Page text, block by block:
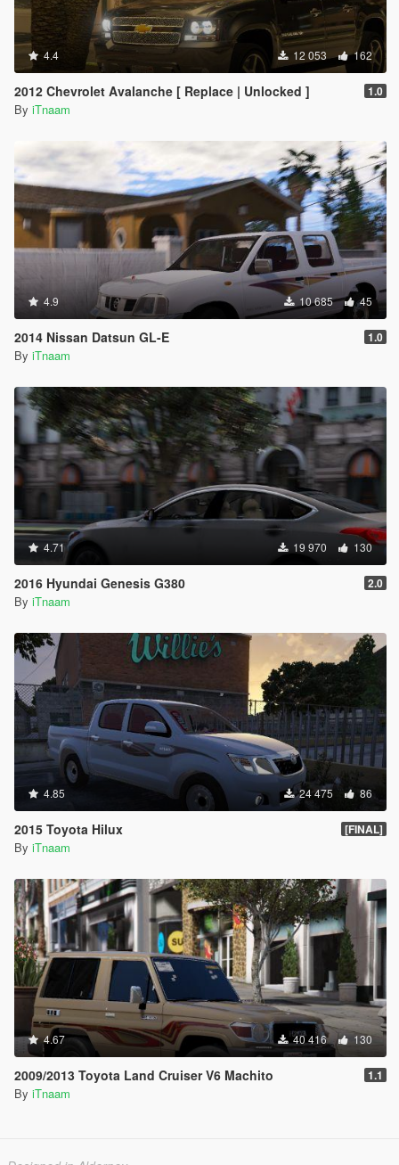
4.4 12 053 162
2012 Chevrolet Avalanche [ Replace | Unlocked ] 1.0
By iTnaam
4.9 10 685 45
2014 Nissan Datsun GL-E 1.0
By iTnaam
4.71 19 970 130
2016 Hyundai Genesis G380 2.0
By iTnaam
4.85 24 475 86
2015 Toyota Hilux [FINAL]
By iTnaam
4.67 40 416 130
2009/2013 Toyota Land Cruiser V6 Machito 1.1
By iTnaam